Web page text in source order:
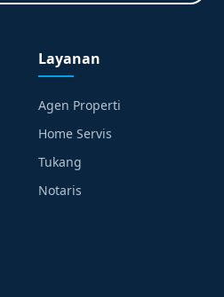
Layanan
Agen Properti
Home Servis
Tukang
Notaris